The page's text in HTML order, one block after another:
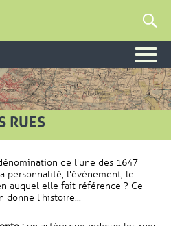
RUES
de l'une des 1647
personnalité, l'événement, le
auquel elle fait référence ? Ce
donne l'histoire...